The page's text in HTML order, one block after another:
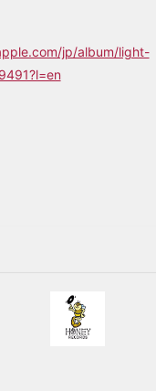
jp/album/light-